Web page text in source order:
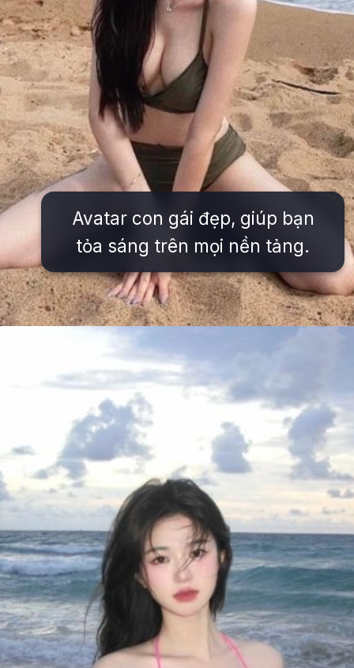
Avatar con gái đẹp, giúp bạn
tỏa sáng trên mọi nền tảng.
https://issiloo.edu.vn/vitamin-gai-xinh